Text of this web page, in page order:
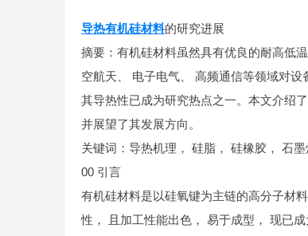
导热有机硅材料的研究进展
摘要：有机硅材料虽然具有优良的耐高低
空航天、 电子电气、 高频通信等领域对
其导热性已成为研究热点之一。本文介绍
并展望了其发展方向。
关键词：导热机理， 硅脂， 硅橡胶， 石
00 引言
有机硅材料是以硅氧键为主链的高分子材
性， 且加工性能出色， 易于成型， 现已